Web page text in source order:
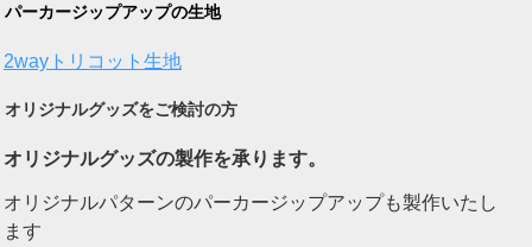
パーカージップアップの生地
2wayトリコット生地
オリジナルグッズをご検討の方
オリジナルグッズの製作を承ります。
オリジナルパターンのパーカージップアップも製作いたし
ます